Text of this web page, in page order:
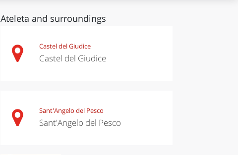
TOSCANA
VALLE D'AOSTA
Ateleta and surroundings
Castel del Giudice
Castel del Giudice
Sant'Angelo del Pesco
Sant'Angelo del Pesco